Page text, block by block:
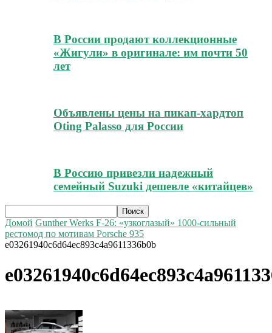
В России продают коллекционные
«Жигули» в оригинале: им почти 50
лет
Объявлены цены на пикап-хардтоп
Oting Palasso для России
В Россию привезли надежный
семейный Suzuki дешевле «китайцев»
Домой Gunther Werks F-26: «узкоглазый» 1000-сильный
рестомод по мотивам Porsche 935
e03261940c6d64ec893c4a9611336b0b